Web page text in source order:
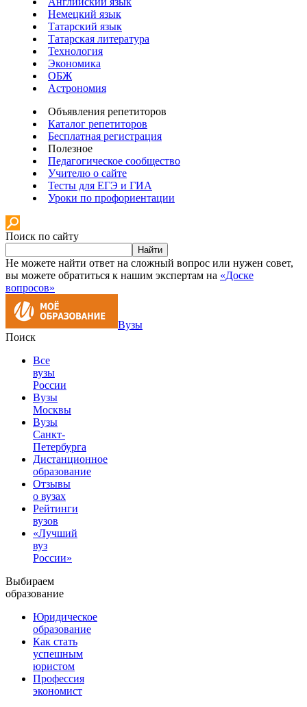
Немецкий язык
Татарский язык
Татарская литература
Технология
Экономика
ОБЖ
Астрономия
Объявления репетиторов
Каталог репетиторов
Бесплатная регистрация
Полезное
Педагогическое сообщество
Учителю о сайте
Тесты для ЕГЭ и ГИА
Уроки по профориентации
Поиск по сайту
Найти
Не можете найти ответ на сложный вопрос или нужен совет,
вы можете обратиться к нашим экспертам на «Доске
вопросов»
Вузы
Поиск
Все
вузы
России
Вузы
Москвы
Вузы
Санкт-
Петербурга
Дистанционное
образование
Отзывы
о вузах
Рейтинги
вузов
«Лучший
вуз
России»
Выбираем
образование
Юридическое
образование
Как стать
успешным
юристом
Профессия
экономист